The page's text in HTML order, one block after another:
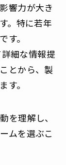
響力が大き
。特に若年
す。
細な情報提
とから、製
す。
を理解し、
ムを選ぶこ